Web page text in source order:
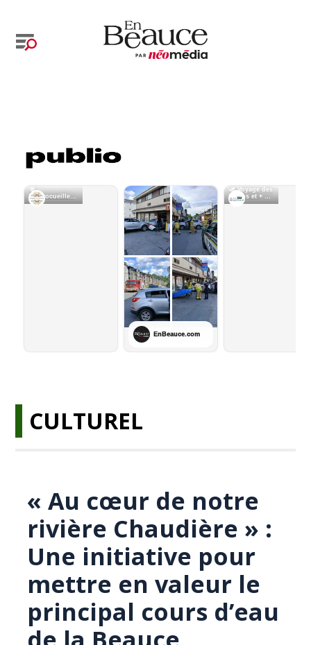
CULTUREL
« Au cœur de notre
rivière Chaudière » :
Une initiative pour
mettre en valeur le
principal cours d’eau